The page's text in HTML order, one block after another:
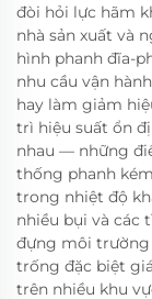
đòi hỏi lực hãm
nhà sản xuất và
hình phanh đĩa-
nhu cầu vận
hay làm giảm
trì hiệu suất ổn
nhau — những
thống phanh
trong nhiệt độ
nhiều bụi và các
đựng môi trường
trống đặc biệt
trên nhiều khu